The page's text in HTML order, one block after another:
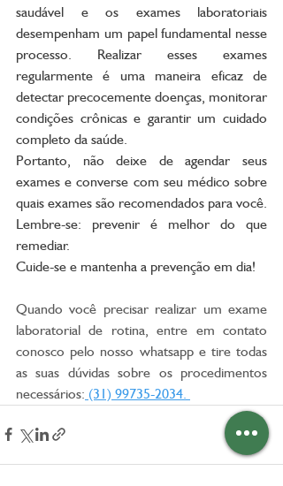
saudável e os exames laboratoriais
desempenham um papel fundamental nesse
processo. Realizar esses exames
regularmente é uma maneira eficaz de
detectar precocemente doenças, monitorar
condições crônicas e garantir um cuidado
completo da saúde.
Portanto, não deixe de agendar seus
exames e converse com seu médico sobre
quais exames são recomendados para você.
Lembre-se: prevenir é melhor do que
remediar.
Cuide-se e mantenha a prevenção em dia!
Quando você precisar realizar um exame
laboratorial de rotina, entre em contato
conosco pelo nosso whatsapp e tire todas
as suas dúvidas sobre os procedimentos
necessários: (31) 99735-2034.